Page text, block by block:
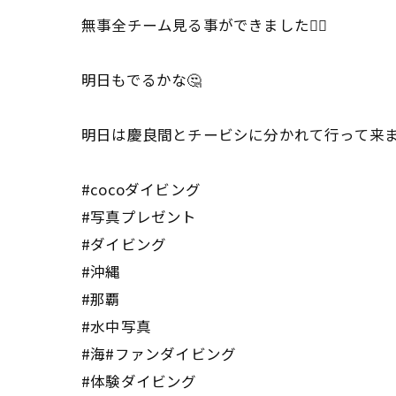
無事全チーム見る事ができました🙆‍♂️
明日もでるかな🤔
明日は慶良間とチービシに分かれて行って来
#cocoダイビング
#写真プレゼント
#ダイビング
#沖縄
#那覇
#水中写真
#海#ファンダイビング
#体験ダイビング